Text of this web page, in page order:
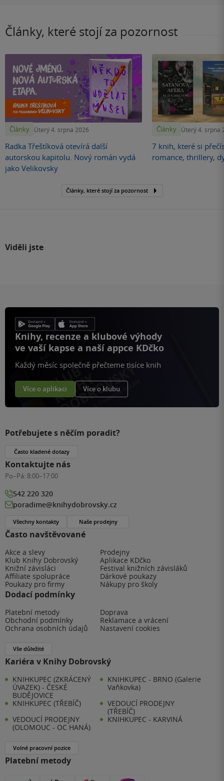
Články, které stojí za pozornost
Články Úterý 4. srpna 2026
Radka Třeštíková otevírá další
autorskou kapitolu. Nový román vydá
jako Velikovsky
Články Úterý 4. srpna
7 knih, které si
romance, thrillery,
Články, které stojí za pozornost
Viděli jste
Knihy, recenze a klubové výhody
ve vaší kapse a naší appce KDčko
Každý měsíc společně přečteme tisíce knih
Více o aplikaci Více o klubu
Často navštěvované
Akce a slevy
Prodejny
Klub Knihy Dobrovský
Aplikace KDčko
Knižní závisláci
Festival knižních závisláků
Affiliate spolupráce
Dárkové poukazy
Poukazy pro firmy
Nákupy pro školy
Dodací podmínky
Platební metody
Doprava
Obchodní podmínky
Reklamace a vrácení
Ochrana osobních údajů
Nastavení cookies
Vše důležité
Kariéra v Knihy Dobrovský
KNIHKUPEC (ZKRÁCENÝ
ÚVAZEK) - ČESKÉ
BUDĚJOVICE
KNIHKUPEC - BRNO (Galerie
Vaňkovka)
KNIHKUPEC (TŘEBÍČ)
VEDOUCÍ PRODEJNY
(TŘEBÍČ)
VEDOUCÍ PRODEJNY
(OLOMOUC - OC HANÁ)
KNIHKUPEC - KARVINÁ
Volné pracovní pozice
Platební metody
Potřebujete s něčím poradit?
Často kladené dotazy
Kontaktujte nás
Po–Pá: 8:00–17:00
542 220 320
poradime@knihydobrovsky.cz
Všechny kontakty Naše prodejny